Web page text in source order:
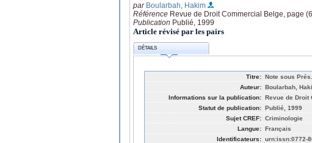
par Boularbah, Hakim
Référence Revue de Droit Commercial Belge, page
Publication Publié, 1999
Article révisé par les pairs
DÉTAILS
Titre: Note sous
Auteur: Boularbah,
Informations sur la publication: Revue de Droit
Statut de publication: Publié, 1999
Sujet CREF: Criminologie
Langue: Français
Identificateurs: urn:issn:0772-